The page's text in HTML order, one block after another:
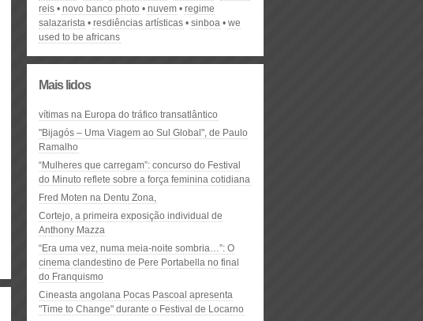
reis
novo banco photo nuvem
regime
salazarista
resdiências artísticas sinboa
we
used to be africans
Mais lidos
vítimas na Europa do tráfico transatlântico
"Bijagós – Uma Viagem ao Sul Global", de Paulo
Ramalho
“Mulheres que carregam”: concurso do Festival
do Minuto reflete sobre a força feminina cotidiana
Fred Moten na Dentu Zona,
Cortejo, a primeira exposição individual de
Anthony Mazza
“Era uma vez, numa meia-noite sombria…”: O
cinema clandestino de Pere Portabella no final
do Franquismo
Cineasta angolana Pocas Pascoal apresenta
"Time to Change" durante o Festival de Locarno